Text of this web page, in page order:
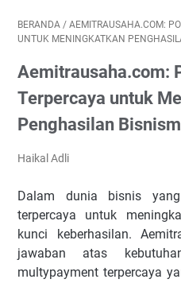
BERANDA / AEMITRAUSAHA.COM:
UNTUK MENINGKATKAN
Aemitrausaha.com:
Terpercaya untuk
Penghasilan
Haikal Adli
Dalam dunia bisnis
terpercaya untuk
kunci keberhasilan.
jawaban atas
multypayment terpercaya